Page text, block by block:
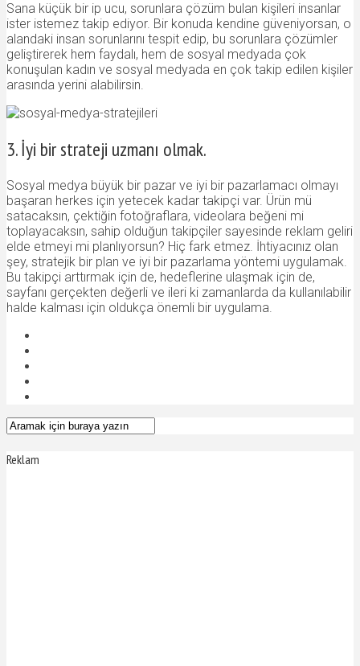
Sana küçük bir ip ucu, sorunlara çözüm bulan kişileri insanlar
ister istemez takip ediyor. Bir konuda kendine güveniyorsan, o
alandaki insan sorunlarını tespit edip, bu sorunlara çözümler
geliştirerek hem faydalı, hem de sosyal medyada çok
konuşulan kadın ve sosyal medyada en çok takip edilen kişiler
arasında yerini alabilirsin.
3. İyi bir strateji uzmanı olmak.
Sosyal medya büyük bir pazar ve iyi bir pazarlamacı olmayı
başaran herkes için yetecek kadar takipçi var. Ürün mü
satacaksın, çektiğin fotoğraflara, videolara beğeni mi
toplayacaksın, sahip olduğun takipçiler sayesinde reklam geliri
elde etmeyi mi planlıyorsun? Hiç fark etmez. İhtiyacınız olan
şey, stratejik bir plan ve iyi bir pazarlama yöntemi uygulamak.
Bu takipçi arttırmak için de, hedeflerine ulaşmak için de,
sayfanı gerçekten değerli ve ileri ki zamanlarda da kullanılabilir
halde kalması için oldukça önemli bir uygulama.
Reklam